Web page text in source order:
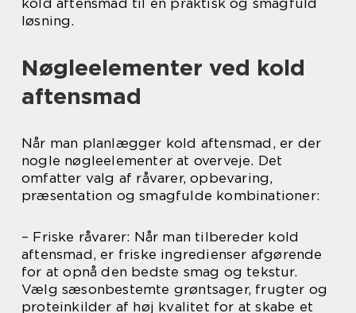
kold aftensmad til en praktisk og smagfuld
løsning.
Nøgleelementer ved kold
aftensmad
Når man planlægger kold aftensmad, er der
nogle nøgleelementer at overveje. Det
omfatter valg af råvarer, opbevaring,
præsentation og smagfulde kombinationer:
– Friske råvarer: Når man tilbereder kold
aftensmad, er friske ingredienser afgørende
for at opnå den bedste smag og tekstur.
Vælg sæsonbestemte grøntsager, frugter og
proteinkilder af høj kvalitet for at skabe et